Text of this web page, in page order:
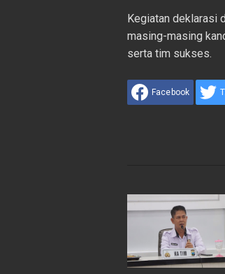
Kegiatan deklarasi
masing-masing
serta tim sukses.
Facebook